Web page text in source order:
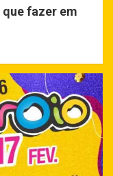
que fazer em